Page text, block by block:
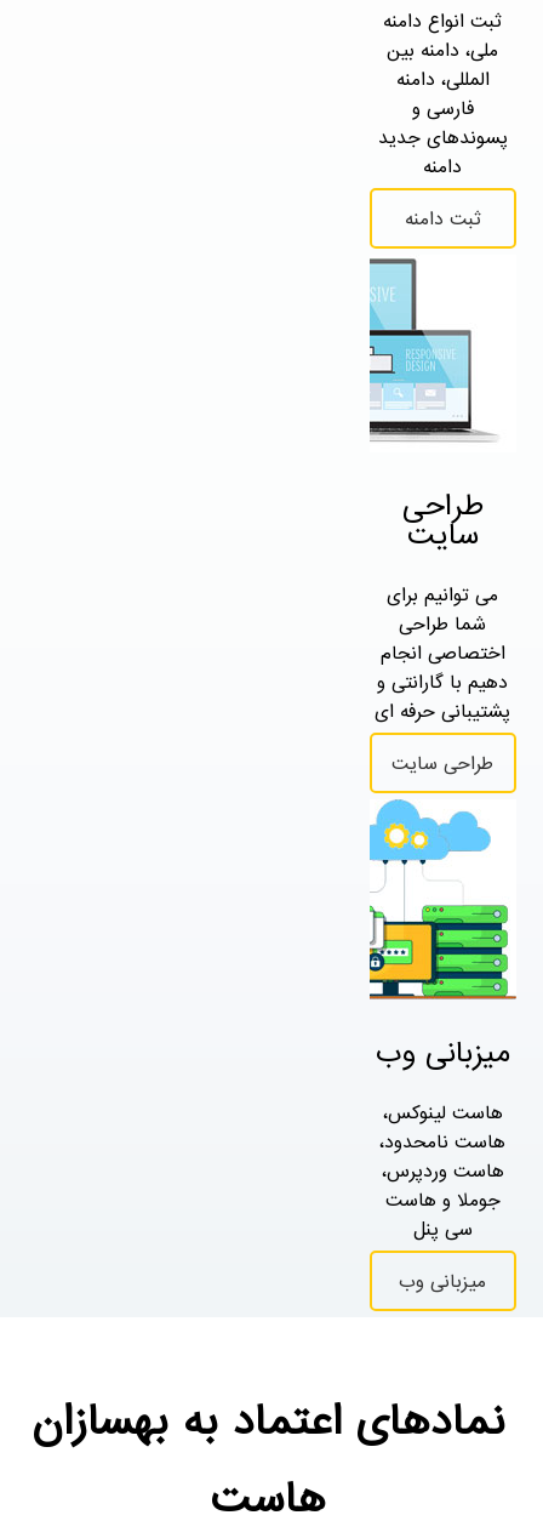
ثبت انواع دامنه
ملی، دامنه بین
المللی، دامنه
فارسی و
پسوندهای جدید
دامنه
ثبت دامنه
طراحی
سایت
می توانیم برای
شما طراحی
اختصاصی انجام
دهیم با گارانتی و
پشتیبانی حرفه ای
طراحی سایت
میزبانی وب
هاست لینوکس،
هاست نامحدود،
هاست وردپرس،
جوملا و هاست
سی پنل
میزبانی وب
نمادهای اعتماد به بهسازان
هاست